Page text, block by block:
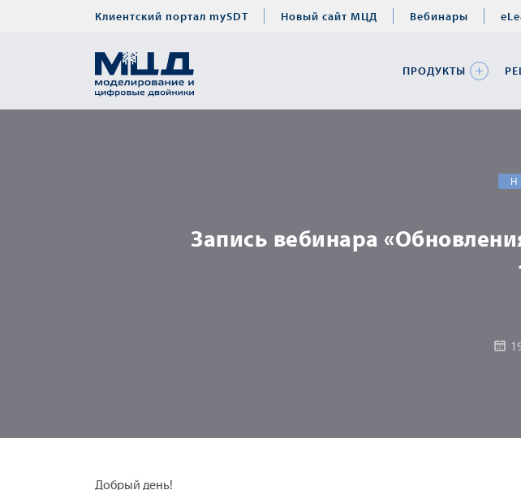
Клиентский портал mySDT Новый сайт МЦД Вебинары
ПРОДУКТЫ
Запись вебинара
Добрый день!